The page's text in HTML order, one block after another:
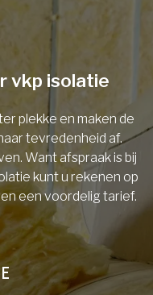
vkp isolatie
plekke en maken de
tevredenheid af.
Want afspraak is bij
kunt u rekenen op
een voordelig tarief.